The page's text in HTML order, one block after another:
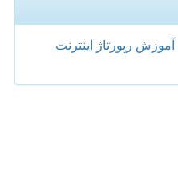
آموزش رپورتاژ
اینترنت